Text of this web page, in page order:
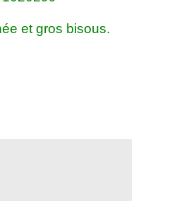
et gros bisous.